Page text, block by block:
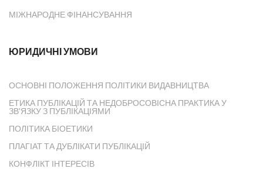
МІЖНАРОДНЕ ФІНАНСУВАННЯ
ЮРИДИЧНІ УМОВИ
ОСНОВНІ ПОЛОЖЕННЯ ПОЛІТИКИ ВИДАВНИЦТВА
ЕТИКА ПУБЛІКАЦІЙ ТА НЕДОБРОСОВІСНА ПРАКТИКА У
ЗВ'ЯЗКУ З ПУБЛІКАЦІЯМИ
ПОЛІТИКА БІОЕТИКИ
ПЛАГІАТ ТА ДУБЛІКАТИ ПУБЛІКАЦІЙ
КОНФЛІКТ ІНТЕРЕСІВ